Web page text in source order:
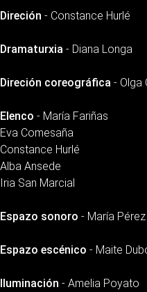
Direción - Constance Hurlé
Dramaturxia - Diana Longa
Direción coreográfica - Olga
Elenco - María Fariñas
Eva Comesaña
Constance Hurlé
Alba Ansede
Iria San Marcial
Espazo sonoro - María
Espazo escénico - Maite
Iluminación - Amelia Poyato